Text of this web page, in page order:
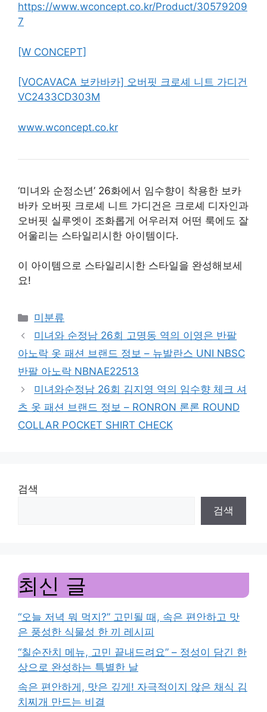
https://www.wconcept.co.kr/Product/30579209
7
[W CONCEPT]
[VOCAVACA 보카바카] 오버핏 크로셰 니트 가디건
VC2433CD303M
www.wconcept.co.kr
‘미녀와 순정소년’ 26화에서 임수향이 착용한 보카
바카 오버핏 크로셰 니트 가디건은 크로셰 디자인과
오버핏 실루엣이 조화롭게 어우러져 어떤 룩에도 잘
어울리는 스타일리시한 아이템이다.
이 아이템으로 스타일리시한 스타일을 완성해보세
요!
Categories
미분류
미녀와 순정남 26회 고명동 역의 이영은 반팔
아노락 옷 패션 브랜드 정보 – 뉴발란스 UNI NBSC
반팔 아노락 NBNAE22513
미녀와순정남 26회 김지영 역의 임수향 체크 셔
츠 옷 패션 브랜드 정보 – RONRON 론론 ROUND
COLLAR POCKET SHIRT CHECK
검색
검색
최신 글
“오늘 저녁 뭐 먹지?” 고민될 때, 속은 편안하고 맛
은 풍성한 식물성 한 끼 레시피
“칠순잔치 메뉴, 고민 끝내드려요” – 정성이 담긴 한
상으로 완성하는 특별한 날
속은 편안하게, 맛은 깊게! 자극적이지 않은 채식 김
치찌개 만드는 비결